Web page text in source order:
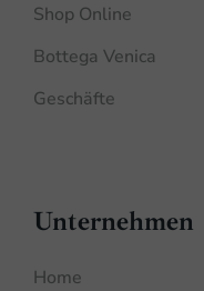
Shop Online
Bottega Venica
Geschäfte
Unternehmen
Home